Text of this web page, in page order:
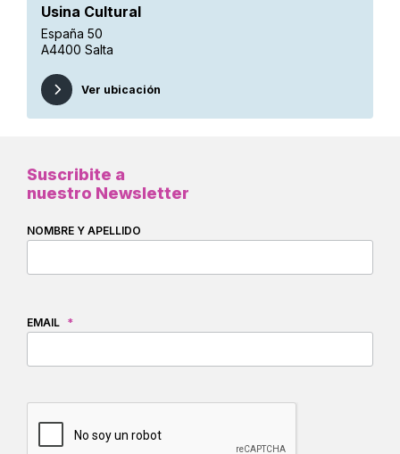
Usina Cultural
España 50
A4400 Salta
Ver ubicación
Suscribite a
nuestro Newsletter
NOMBRE Y APELLIDO
EMAIL *
CAPTCHA